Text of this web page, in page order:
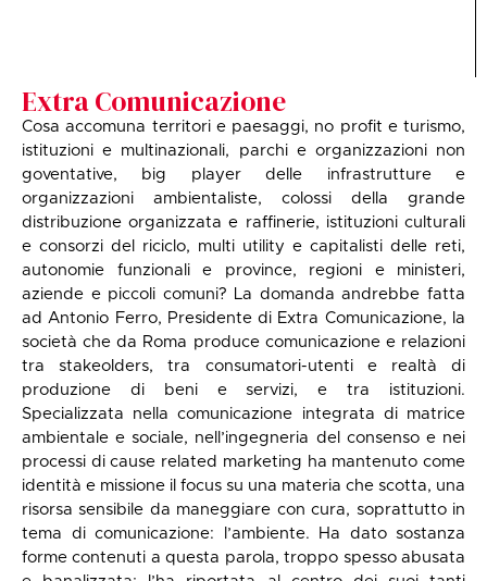
Extra Comunicazione
Cosa accomuna territori e paesaggi, no profit e turismo,
istituzioni e multinazionali, parchi e organizzazioni non
goventative, big player delle infrastrutture e
organizzazioni ambientaliste, colossi della grande
distribuzione organizzata e raffinerie, istituzioni culturali
e consorzi del riciclo, multi utility e capitalisti delle reti,
autonomie funzionali e province, regioni e ministeri,
aziende e piccoli comuni? La domanda andrebbe fatta
ad Antonio Ferro, Presidente di Extra Comunicazione, la
società che da Roma produce comunicazione e relazioni
tra stakeolders, tra consumatori-utenti e realtà di
produzione di beni e servizi, e tra istituzioni.
Specializzata nella comunicazione integrata di matrice
ambientale e sociale, nell’ingegneria del consenso e nei
processi di cause related marketing ha mantenuto come
identità e missione il focus su una materia che scotta, una
risorsa sensibile da maneggiare con cura, soprattutto in
tema di comunicazione: l’ambiente. Ha dato sostanza
forme contenuti a questa parola, troppo spesso abusata